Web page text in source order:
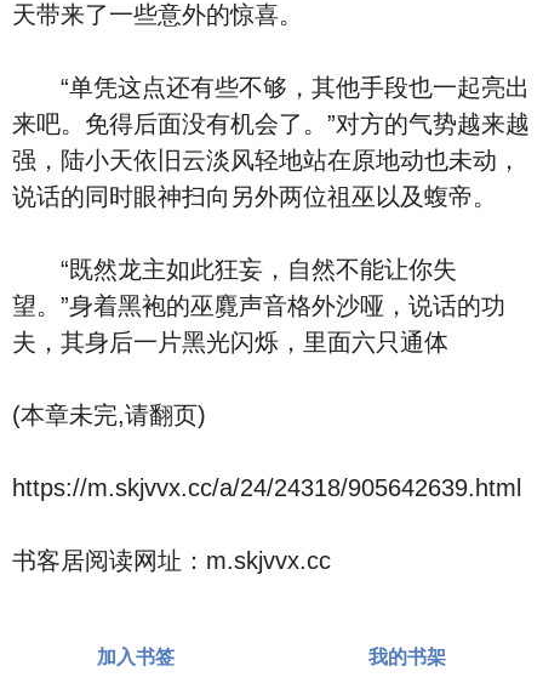
天带来了一些意外的惊喜。
“单凭这点还有些不够，其他手段也一起亮出
来吧。免得后面没有机会了。”对方的气势越来越
强，陆小天依旧云淡风轻地站在原地动也未动，
说话的同时眼神扫向另外两位祖巫以及蝮帝。
“既然龙主如此狂妄，自然不能让你失
望。”身着黑袍的巫麑声音格外沙哑，说话的功
夫，其身后一片黑光闪烁，里面六只通体
(本章未完,请翻页)
https://m.skjvvx.cc/a/24/24318/905642639.html
书客居阅读网址：m.skjvvx.cc
加入书签 我的书架